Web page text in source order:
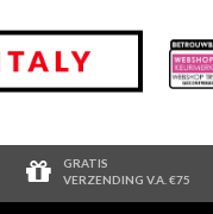
GRATIS
VERZENDING V.A. €75